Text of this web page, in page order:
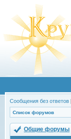
Сообщения без ответов
Список форумов
Общие форумы